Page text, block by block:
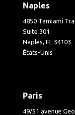
Naples
4850 Tamiami
Suite 301
Naples, FL 34103
États-Unis
Paris
49/51 avenue